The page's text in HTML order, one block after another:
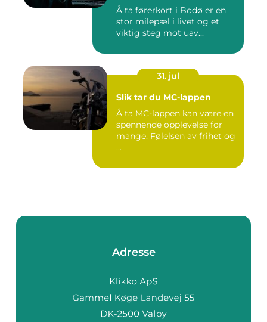
Å ta førerkort i Bodø er en
stor milepæl i livet og et
viktig steg mot uav...
31. jul
Slik tar du MC-lappen
Å ta MC-lappen kan være en
spennende opplevelse for
mange. Følelsen av frihet og
...
Adresse